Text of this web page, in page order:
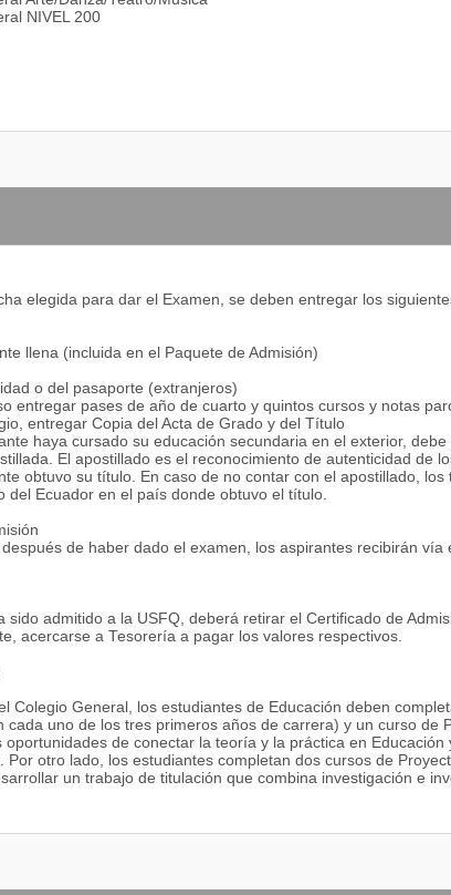
NIVEL 200
Física/Química/Nutrición/Ecología/Biología/Geología
para:
parvulario
elegida para dar el Examen, se deben entregar los
llena (incluida en el Paquete de Admisión)
o del pasaporte (extranjeros)
entregar pases de año de cuarto y quintos cursos y notas
entregar Copia del Acta de Grado y del Título
haya cursado su educación secundaria en el exterior,
El apostillado es el reconocimiento de autenticidad de
obtuvo su título. En caso de no contar con el apostillado,
del Ecuador en el país donde obtuvo el título.
de haber dado el examen, los aspirantes recibirán vía
sido admitido a la USFQ, deberá retirar el Certificado de
acercarse a Tesorería a pagar los valores respectivos.
Colegio General, los estudiantes de Educación deben
cada uno de los tres primeros años de carrera) y un curso de
de conectar la teoría y la práctica en Educación
Por otro lado, los estudiantes completan dos cursos de
un trabajo de titulación que combina investigación e